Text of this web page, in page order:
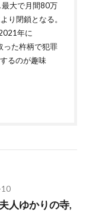
最大で月間80万
り閉鎖となる。
年に
った杵柄で犯罪
るのが趣味
人ゆかりの寺,